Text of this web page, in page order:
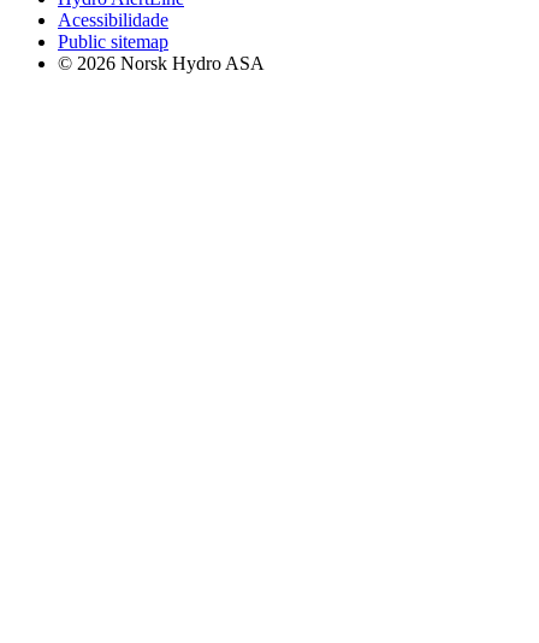
Acessibilidade
Public sitemap
© 2026 Norsk Hydro ASA